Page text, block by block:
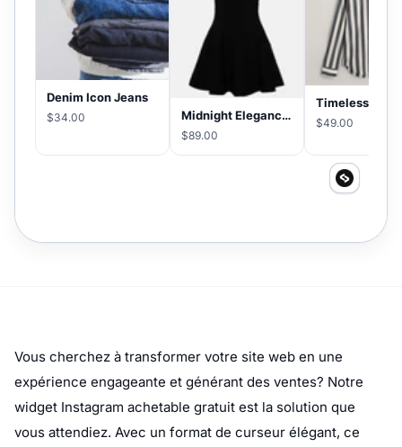
Vous cherchez à transformer votre site web en une
expérience engageante et générant des ventes? Notre
widget Instagram achetable gratuit est la solution que
vous attendiez. Avec un format de curseur élégant, ce